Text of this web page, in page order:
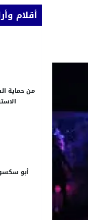
أقلام
من حماية
أبو